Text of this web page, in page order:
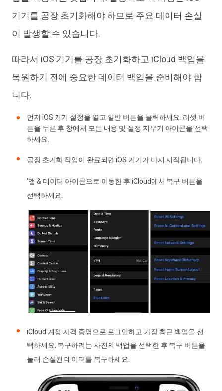
기기를 공장 초기화해야 하므로 주요 데이터 손실
이 발생할 수 있습니다.
따라서 iOS 기기를 공장 초기화하고 iCloud 백업을
복원하기 전에 중요한 데이터 백업을 준비해야 합
니다.
먼저 iOS 기기 설정을 열고 일반 버튼을 클릭하세요. 리셋 버
튼을 누른 후 창에서 모든 내용 및 설정 지우기 아이콘을 선택
하세요.
공장 초기화 작업이 완료되면 iOS 기기가 다시 시작됩니다.
'앱 & 데이터 아이콘으로 이동한 후 iCloud에서 복구 버튼을
선택하세요.
iCloud 계정 자격 증명으로 로그인하고 가장 최근 백업을 선
택하세요. 복구하려는 사진의 백업을 선택한 후 복구 버튼을
눌러 손실된 데이터를 복구하세요.